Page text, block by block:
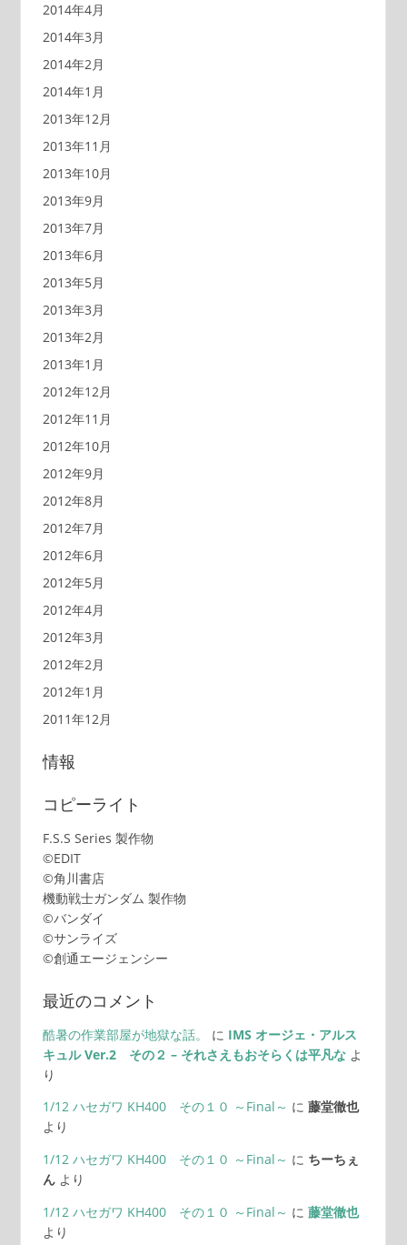
2014年4月
2014年3月
2014年2月
2014年1月
2013年12月
2013年11月
2013年10月
2013年9月
2013年7月
2013年6月
2013年5月
2013年3月
2013年2月
2013年1月
2012年12月
2012年11月
2012年10月
2012年9月
2012年8月
2012年7月
2012年6月
2012年5月
2012年4月
2012年3月
2012年2月
2012年1月
2011年12月
情報
コピーライト
F.S.S Series 製作物
©EDIT
©角川書店
機動戦士ガンダム 製作物
©バンダイ
©サンライズ
©創通エージェンシー
最近のコメント
酷暑の作業部屋が地獄な話。 に IMS オージェ・アルス
キュル Ver.2 その２ – それさえもおそらくは平凡なよ
り
1/12 ハセガワ KH400 その１０ ～Final～ に 藤堂徹也
より
1/12 ハセガワ KH400 その１０ ～Final～ に ちーちぇ
んより
1/12 ハセガワ KH400 その１０ ～Final～ に 藤堂徹也
より